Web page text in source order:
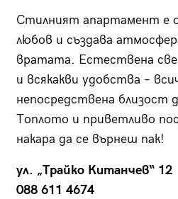
Стилният апартамент е
любов и създава
вратата. Естествена
и всякакви удобства –
непосредствена близост
Топлото и приветливо
накара да се върнеш пак!
ул. „Трайко Китанчев“ 12
088 611 4674